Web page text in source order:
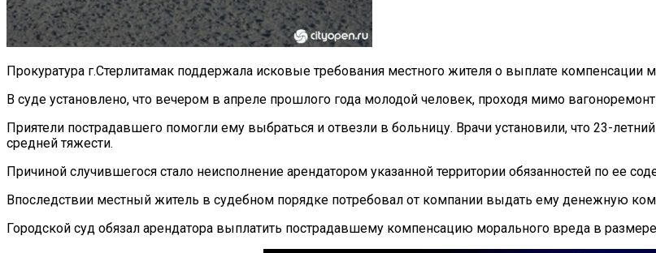
Прокуратура г.Стерлитамак поддержала исковые требования местного жителя о выплате компенсации
В суде установлено, что вечером в апреле прошлого года молодой человек, проходя мимо
Приятели пострадавшего помогли ему выбраться и отвезли в больницу. Врачи установили, что 23-
средней тяжести.
Причиной случившегося стало неисполнение арендатором указанной территории обязанностей по ее
Впоследствии местный житель в судебном порядке потребовал от компании выдать ему денежную
Городской суд обязал арендатора выплатить пострадавшему компенсацию морального вреда в